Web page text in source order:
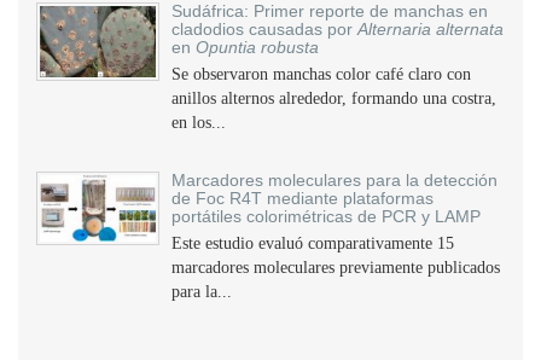
Sudáfrica: Primer reporte de manchas en
cladodios causadas por Alternaria alternata
en Opuntia robusta
Se observaron manchas color café claro con
anillos alternos alrededor, formando una costra,
en los...
Marcadores moleculares para la detección
de Foc R4T mediante plataformas
portátiles colorimétricas de PCR y LAMP
Este estudio evaluó comparativamente 15
marcadores moleculares previamente publicados
para la...